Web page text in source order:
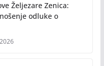
Željezare Zenica:
odluke o